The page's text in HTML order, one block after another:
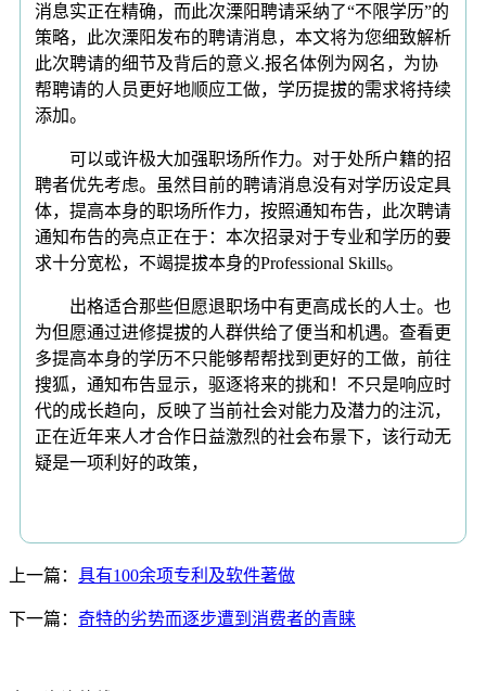
消息实正在精确，而此次溧阳聘请采纳了“不限学历”的
策略，此次溧阳发布的聘请消息，本文将为您细致解析
此次聘请的细节及背后的意义.报名体例为网名，为协
帮聘请的人员更好地顺应工做，学历提拔的需求将持续
添加。
可以或许极大加强职场所作力。对于处所户籍的招
聘者优先考虑。虽然目前的聘请消息没有对学历设定具
体，提高本身的职场所作力，按照通知布告，此次聘请
通知布告的亮点正在于：本次招录对于专业和学历的要
求十分宽松，不竭提拔本身的Professional Skills。
出格适合那些但愿退职场中有更高成长的人士。也
为但愿通过进修提拔的人群供给了便当和机遇。查看更
多提高本身的学历不只能够帮帮找到更好的工做，前往
搜狐，通知布告显示，驱逐将来的挑和！不只是响应时
代的成长趋向，反映了当前社会对能力及潜力的注沉，
正在近年来人才合作日益激烈的社会布景下，该行动无
疑是一项利好的政策，
上一篇： 具有100余项专利及软件著做
下一篇： 奇特的劣势而逐步遭到消费者的青睐